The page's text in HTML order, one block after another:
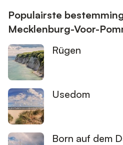
Populairste
Mecklenburg-Voor-
Rügen
Usedom
Born auf dem